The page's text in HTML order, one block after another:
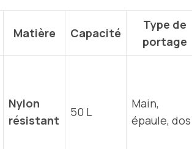
Matière Capacité
Type de
portage
Nylon
résistant
50 L
Main,
épaule, dos